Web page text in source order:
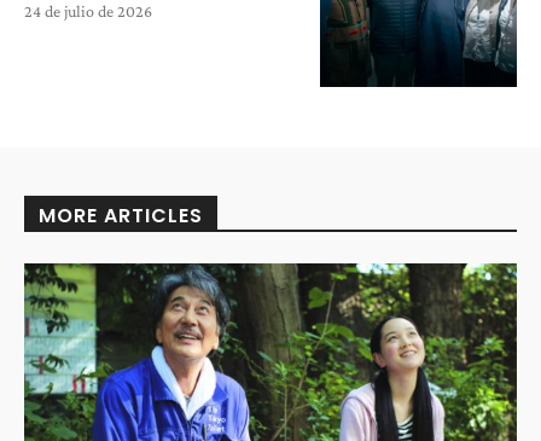
24 de julio de 2026
MORE ARTICLES